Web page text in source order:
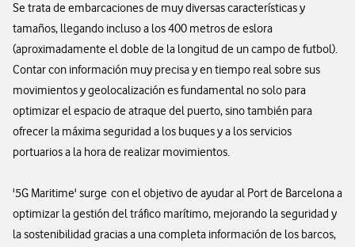
Se trata de embarcaciones de muy diversas características y
tamaños, llegando incluso a los 400 metros de eslora
(aproximadamente el doble de la longitud de un campo de futbol).
Contar con información muy precisa y en tiempo real sobre sus
movimientos y geolocalización es fundamental no solo para
optimizar el espacio de atraque del puerto, sino también para
ofrecer la máxima seguridad a los buques y a los servicios
portuarios a la hora de realizar movimientos.
'5G Maritime' surge con el objetivo de ayudar al Port de Barcelona a
optimizar la gestión del tráfico marítimo, mejorando la seguridad y
la sostenibilidad gracias a una completa información de los barcos,